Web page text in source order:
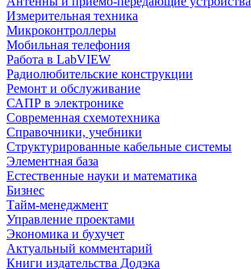
Измерительная техника
Микроконтроллеры
Мобильная телефония
Работа в LabVIEW
Радиолюбительские конструкции
Ремонт и обслуживание
САПР в электронике
Современная схемотехника
Справочники, учебники
Структурированные кабельные системы
Элементная база
Естественные науки и математика
Бизнес
Тайм-менеджмент
Управление проектами
Экономика и бухучет
Актуальный комментарий
Книги издательства Додэка